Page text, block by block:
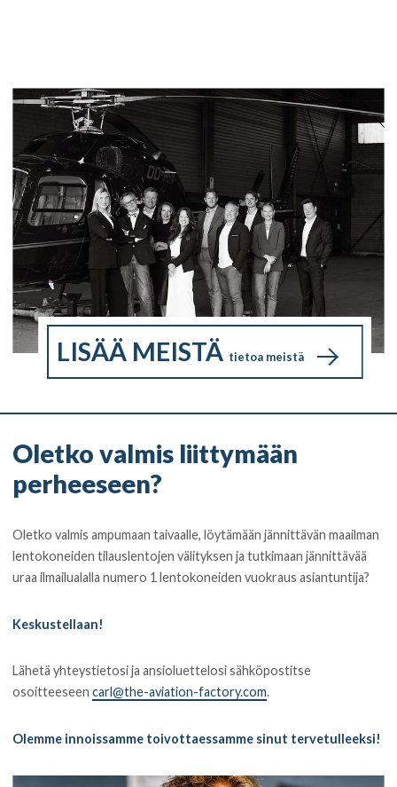
LISÄÄ MEISTÄ tietoa meistä
Oletko valmis liittymään
perheeseen?
Oletko valmis ampumaan taivaalle, löytämään jännittävän maailman
lentokoneiden tilauslentojen välityksen ja tutkimaan jännittävää
uraa ilmailualalla numero 1 lentokoneiden vuokraus asiantuntija?
Keskustellaan!
Lähetä yhteystietosi ja ansioluettelosi sähköpostitse
osoitteeseencarl@the-aviation-factory.com.
Olemme innoissamme toivottaessamme sinut tervetulleeksi!